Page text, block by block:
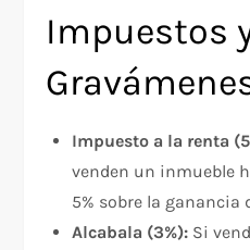
Impuestos
Impuesto a la renta
venden un inmueble
5% sobre la ganancia
Alcabala (3%): Si